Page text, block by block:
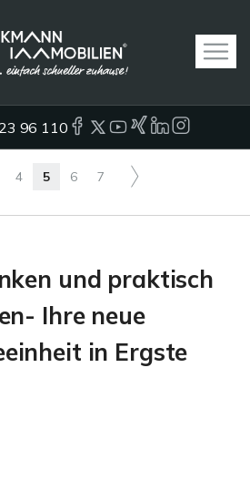
96 110
4 5 6 7
und praktisch
Ihre neue
in Ergste